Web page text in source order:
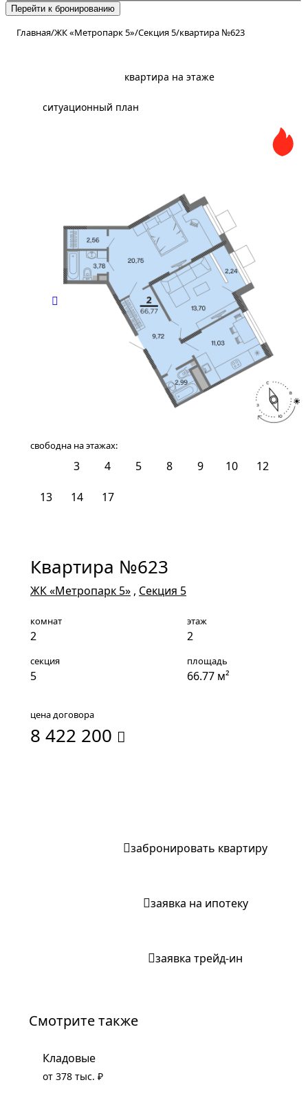
Перейти к бронированию
Главная/ЖК «Метропарк 5»/Секция 5/квартира №623
квартира на этаже
ситуационный план
свободна на этажах:
3 4 5 8 9 10 12
13 14 17
Квартира №623
ЖК «Метропарк 5» , Секция 5
комнат
2
этаж
2
секция
5
площадь
66.77 м²
цена договора
8 422 200
забронировать квартиру
заявка на ипотеку
заявка трейд-ин
Смотрите также
Кладовые
от 378 тыс. ₽